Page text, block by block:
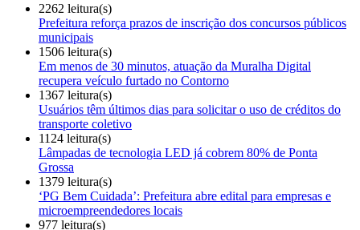
2262 leitura(s)
Prefeitura reforça prazos de inscrição dos concursos públicos
municipais
1506 leitura(s)
Em menos de 30 minutos, atuação da Muralha Digital
recupera veículo furtado no Contorno
1367 leitura(s)
Usuários têm últimos dias para solicitar o uso de créditos do
transporte coletivo
1124 leitura(s)
Lâmpadas de tecnologia LED já cobrem 80% de Ponta
Grossa
1379 leitura(s)
‘PG Bem Cuidada’: Prefeitura abre edital para empresas e
microempreendedores locais
977 leitura(s)